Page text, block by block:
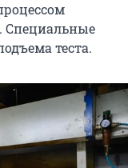
Специальные
теста.